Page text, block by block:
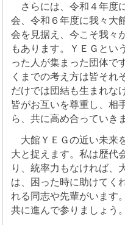
さらには、令和４年度
会、令和６年度に我々大
会を見据え、今こそ我々
もあります。ＹＥＧとい
った人が集まった団体で
くまでの考え方は皆それ
だけでは団結も生まれな
皆がお互いを尊重し、相
ら、共に高め合っていき
大館ＹＥＧの近い未来
大と捉えます。私は歴代
り、統率力もなければ、
は、困った時に助けてく
れる同志や先輩がいます
共に進んで参りましょう